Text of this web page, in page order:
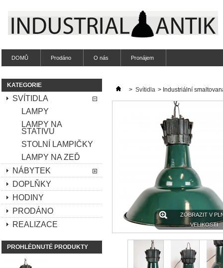
DOMŮ Prodáno O nás Pronájem
KATEGORIE
SVÍTIDLA
LAMPY
LAMPY NA
STATIVU
STOLNÍ LAMPIČKY
LAMPY NA ZEĎ
NÁBYTEK
DOPLŇKY
HODINY
PRODÁNO
REALIZACE
PROHLÉDNUTÉ PRODUKTY
> Svítidla > Industriální
ZOBRAZIT V
VELIKOSTI